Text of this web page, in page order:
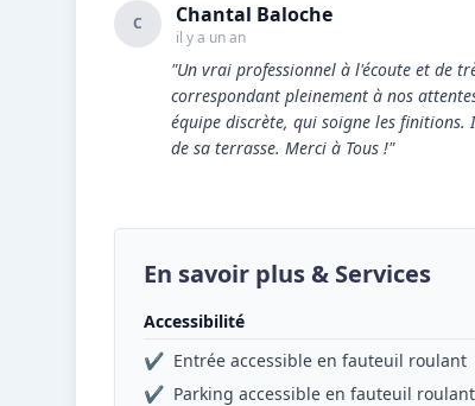
C Chantal Baloche
il y a un an
"Un vrai professionnel à l'écoute et de
correspondant pleinement à nos
équipe discrète, qui soigne les
de sa terrasse. Merci à Tous !"
En savoir plus & Services
Accessibilité
✔ Entrée accessible en fauteuil roulant
✔ Parking accessible en fauteuil roulant